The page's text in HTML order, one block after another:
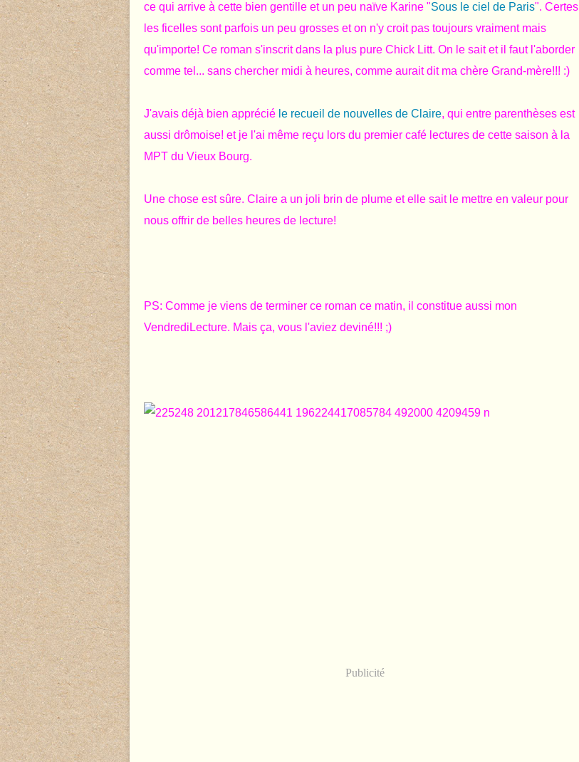
ce qui arrive à cette bien gentille et un peu naïve Karine "Sous le ciel de Paris". Certes
les ficelles sont parfois un peu grosses et on n'y croit pas toujours vraiment mais
qu'importe! Ce roman s'inscrit dans la plus pure Chick Litt. On le sait et il faut l'aborder
comme tel... sans chercher midi à heures, comme aurait dit ma chère Grand-mère!!! :)
J'avais déjà bien apprécié le recueil de nouvelles de Claire, qui entre parenthèses est
aussi drômoise! et je l'ai même reçu lors du premier café lectures de cette saison à la
MPT du Vieux Bourg.
Une chose est sûre. Claire a un joli brin de plume et elle sait le mettre en valeur pour
nous offrir de belles heures de lecture!
PS: Comme je viens de terminer ce roman ce matin, il constitue aussi mon
VendrediLecture. Mais ça, vous l'aviez deviné!!! ;)
Publicité